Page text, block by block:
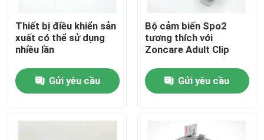
Sản phẩm
Về chúng tôi
Thiết bị điều khiển sản
xuất có thể sử dụng
nhiều lần
Gửi yêu cầu
Bộ cảm biến Spo2
tương thích với
Zoncare Adult Clip
Gửi yêu cầu